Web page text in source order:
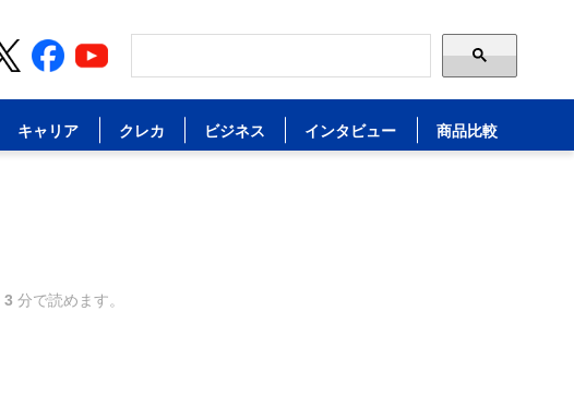
キャリア クレカ ビジネス インタビュー 商品比較
3 分で読めます。